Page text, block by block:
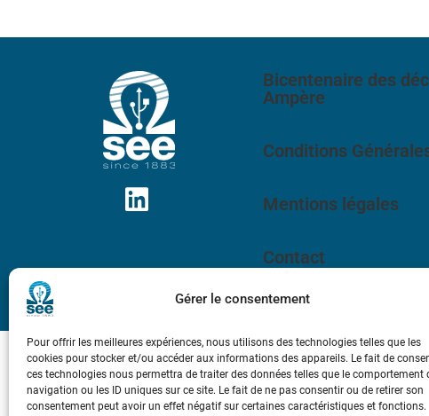
Gérer le consentement
Pour offrir les meilleures expériences, nous utilisons des technologies telles que les
cookies pour stocker et/ou accéder aux informations des appareils. Le fait de
ces technologies nous permettra de traiter des données telles que le comportement
navigation ou les ID uniques sur ce site. Le fait de ne pas consentir ou de retirer son
consentement peut avoir un effet négatif sur certaines caractéristiques et fonctions.
Bicentenaire des
Ampère
Conditions
Mentions légales
Contact